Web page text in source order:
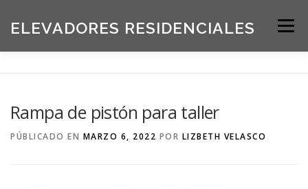
ELEVADORES RESIDENCIALES Menú
Rampa de pistón para taller
PÚBLICADO EN MARZO 6, 2022 POR LIZBETH VELASCO